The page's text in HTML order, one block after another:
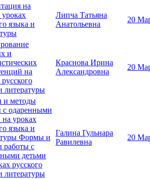
на
уроках
языка и
Липча Татьяна
Анатольевна
20
и
на
литературы
Краснова Ирина
Александровна
20
методы
с одаренными
на уроках
языка и
Формы и
работы с
детьми
русского
литературы
Галина Гульнара
Равилевна
20